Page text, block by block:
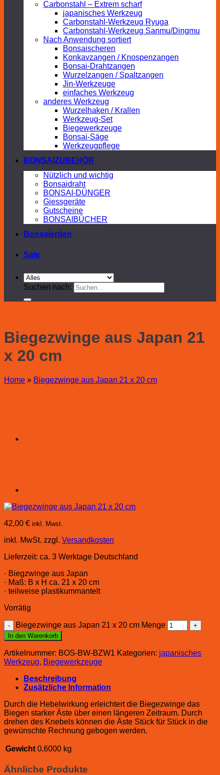
Carbonstahl – Extrem scharf
japanisches Werkzeug
Carbonstahl-Werkzeug Ryuga
Carbonstahl-Werkzeug Sanmu/Dingmu
Nach Anwendung sortiert
Bonsaischeren
Konkavzangen / Knospenzangen
Bonsai-Drahtzangen
Wurzelzangen / Spaltzangen
Jin-Werkzeuge
einfaches Werkzeug
anderes Werkzeug
Wurzelhaken / Krallen
Werkzeug-Set
Biegewerkzeuge
Bonsai-Säge
Werkzeugpflege
BONSAIZUBEHÖR
Nützlich und wichtig
Bonsaidraht
BONSAI-DÜNGER
Giessgeräte
Gutscheine
BONSAIBÜCHER
Bonsaierden
Sale
Suchen nach:
Biegezwinge aus Japan 21
x 20 cm
Home » Biegezwinge aus Japan 21 x 20 cm
42,00 € inkl. Mwst.
inkl. MwSt. zzgl. Versandkosten
Lieferzeit: ca. 3 Werktage Deutschland
· Biegzwinge aus Japan
· Maß: B x H ca. 21 x 20 cm
· teilweise plastikummantelt
Vorrätig
Biegezwinge aus Japan 21 x 20 cm Menge
In den Warenkorb
Artikelnummer: BOS-BW-BZW1 Kategorien: japanisches
Werkzeug, Biegewerkzeuge
Beschreibung
Zusätzliche Information
Durch die Hebelwirkung erleichtert die Biegezwinge das
Biegen starker Äste über einen längeren Zeitraum. Durch
drehen des Knebels können die Äste Stück für Stück in die
gewünschte Rechnung gebogen werden.
Gewicht 0,6000 kg
Ähnliche Produkte